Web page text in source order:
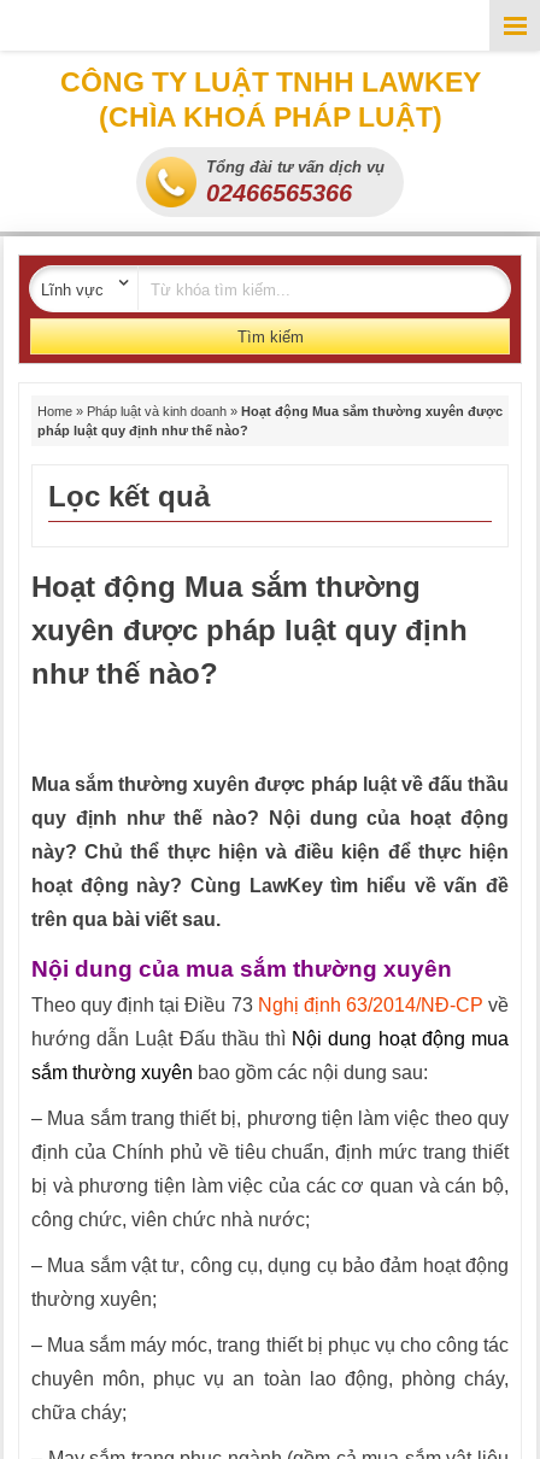
CÔNG TY LUẬT TNHH LAWKEY
(CHÌA KHOÁ PHÁP LUẬT)
Tổng đài tư vấn dịch vụ
02466565366
Tìm kiếm
Home » Pháp luật và kinh doanh » Hoạt động Mua sắm thường xuyên được
pháp luật quy định như thế nào?
Lọc kết quả
Hoạt động Mua sắm thường
xuyên được pháp luật quy định
như thế nào?
Mua sắm thường xuyên được pháp luật về đấu thầu
quy định như thế nào? Nội dung của hoạt động
này? Chủ thể thực hiện và điều kiện để thực hiện
hoạt động này? Cùng LawKey tìm hiểu về vấn đề
trên qua bài viết sau.
Nội dung của mua sắm thường xuyên
Theo quy định tại Điều 73 Nghị định 63/2014/NĐ-CP về
hướng dẫn Luật Đấu thầu thì Nội dung hoạt động mua
sắm thường xuyên bao gồm các nội dung sau:
– Mua sắm trang thiết bị, phương tiện làm việc theo quy
định của Chính phủ về tiêu chuẩn, định mức trang thiết
bị và phương tiện làm việc của các cơ quan và cán bộ,
công chức, viên chức nhà nước;
– Mua sắm vật tư, công cụ, dụng cụ bảo đảm hoạt động
thường xuyên;
– Mua sắm máy móc, trang thiết bị phục vụ cho công tác
chuyên môn, phục vụ an toàn lao động, phòng cháy,
chữa cháy;